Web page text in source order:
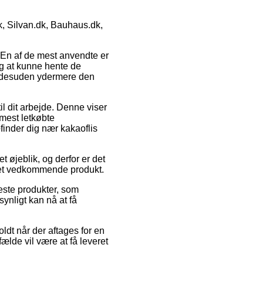
Silvan.dk, Bauhaus.dk,
af de mest anvendte er
at kunne hente de
ydermere den
dit arbejde. Denne viser
letkøbte
dig nær kakaoflis
øjeblik, og derfor er det
vedkommende produkt.
produkter, som
kan nå at få
når der aftages for en
vil være at få leveret